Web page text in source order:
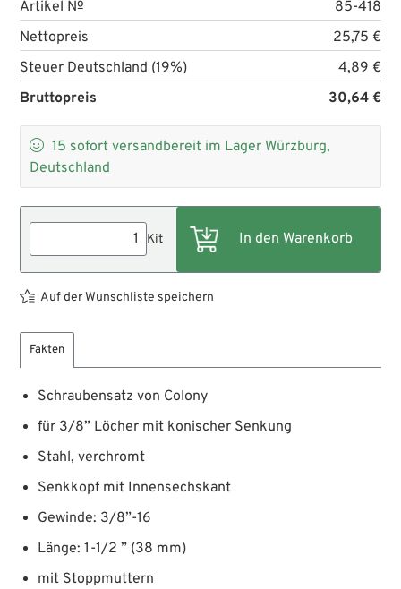
Artikel №
85-418
Nettopreis
25,75 €
Steuer Deutschland (19%)
4,89 €
Bruttopreis
30,64 €
 15 sofort versandbereit im Lager Würzburg,
Deutschland
Kit
Auf der Wunschliste speichern
Fakten
Schraubensatz von Colony
für 3/8” Löcher mit konischer Senkung
Stahl, verchromt
Senkkopf mit Innensechskant
Gewinde: 3/8”-16
Länge: 1-1/2 ” (38 mm)
mit Stoppmuttern